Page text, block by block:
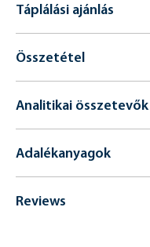
Táplálási ajánlás
Összetétel
Analitikai összetevők
Adalékanyagok
Reviews